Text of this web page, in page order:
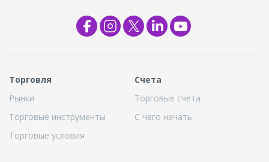
Торговля
Рынки
Торговые инструменты
Торговые условия
Cчета
Торговые счета
С чего начать